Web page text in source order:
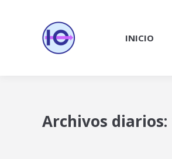
INICIO
Archivos diarios: